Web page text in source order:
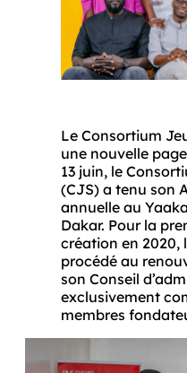
Le Consortium
une nouvelle
13 juin, le
(CJS) a tenu son
annuelle au
Dakar. Pour la
création en 2020,
procédé au
son Conseil
exclusivement
membres